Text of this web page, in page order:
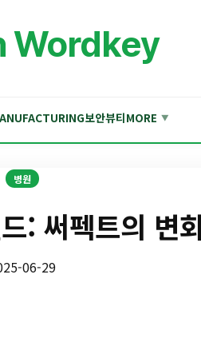
Wordkey
보안뷰티MORE ▼
병원
: 써펙트의 변
06-29